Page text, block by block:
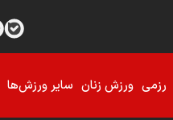
رزمی ورزش زنان سایر ورزش‌ها